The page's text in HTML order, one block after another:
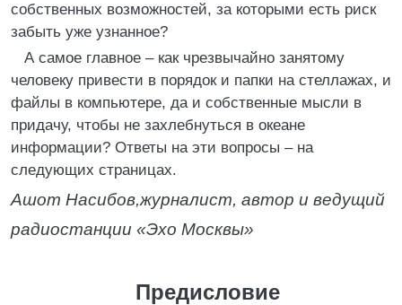
собственных возможностей, за которыми есть риск
забыть уже узнанное?
А самое главное – как чрезвычайно занятому
человеку привести в порядок и папки на стеллажах, и
файлы в компьютере, да и собственные мысли в
придачу, чтобы не захлебнуться в океане
информации? Ответы на эти вопросы – на
следующих страницах.
Ашот Насибов,журналист, автор и ведущий
радиостанции «Эхо Москвы»
Предисловие